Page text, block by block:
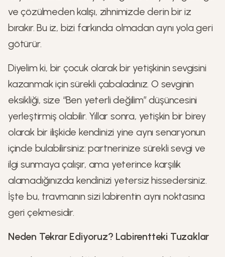
ve çözülmeden kalışı, zihnimizde derin bir iz
bırakır. Bu iz, bizi farkında olmadan aynı yola geri
götürür.
Diyelim ki, bir çocuk olarak bir yetişkinin sevgisini
kazanmak için sürekli çabaladınız. O sevginin
eksikliği, size “Ben yeterli değilim” düşüncesini
yerleştirmiş olabilir. Yıllar sonra, yetişkin bir birey
olarak bir ilişkide kendinizi yine aynı senaryonun
içinde bulabilirsiniz: partnerinize sürekli sevgi ve
ilgi sunmaya çalışır, ama yeterince karşılık
alamadığınızda kendinizi yetersiz hissedersiniz.
İşte bu, travmanın sizi labirentin aynı noktasına
geri çekmesidir.
Neden Tekrar Ediyoruz? Labirentteki Tuzaklar